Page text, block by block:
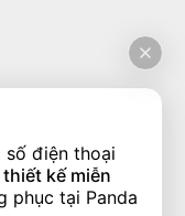
số điện thoại
kế miễn
phục tại Panda